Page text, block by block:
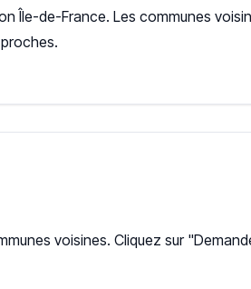
Île-de-France. Les communes
voisines. Cliquez sur